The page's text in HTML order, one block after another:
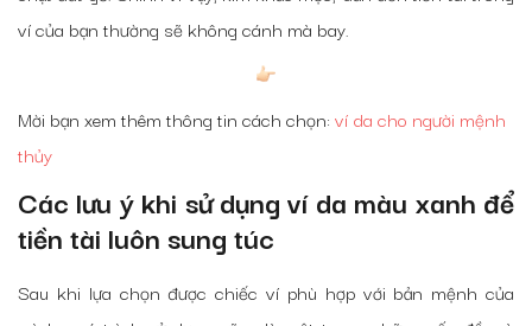
ví của bạn thường sẽ không cánh mà bay.
Mời bạn xem thêm thông tin cách chọn: ví da cho người mệnh
thủy
Các lưu ý khi sử dụng ví da màu xanh để
tiền tài luôn sung túc
Sau khi lựa chọn được chiếc ví phù hợp với bản mệnh của